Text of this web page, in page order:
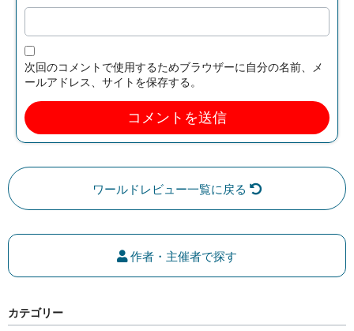
次回のコメントで使用するためブラウザーに自分の名前、メ
ールアドレス、サイトを保存する。
ワールドレビュー一覧に戻る
作者・主催者で探す
カテゴリー